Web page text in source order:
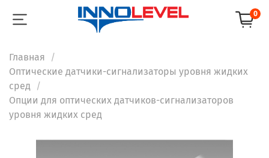
0
Главная
Оптические датчики-сигнализаторы уровня жидких
сред
Опции для оптических датчиков-сигнализаторов
уровня жидких сред